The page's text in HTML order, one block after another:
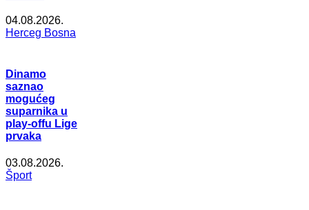
04.08.2026.
Herceg Bosna
Dinamo
saznao
mogućeg
suparnika u
play-offu Lige
prvaka
03.08.2026.
Šport